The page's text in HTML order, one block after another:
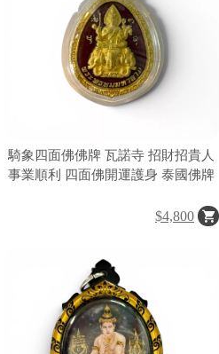
騎象四面佛佛牌 瓦諾寺 招財招貴人
事業順利 四面佛開運護身 泰國佛牌
$4,800